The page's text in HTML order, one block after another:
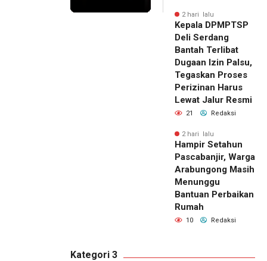
2 hari lalu
Kepala DPMPTSP
Deli Serdang
Bantah Terlibat
Dugaan Izin Palsu,
Tegaskan Proses
Perizinan Harus
Lewat Jalur Resmi
21 Redaksi
2 hari lalu
Hampir Setahun
Pascabanjir, Warga
Arabungong Masih
Menunggu
Bantuan Perbaikan
Rumah
10 Redaksi
Kategori 3